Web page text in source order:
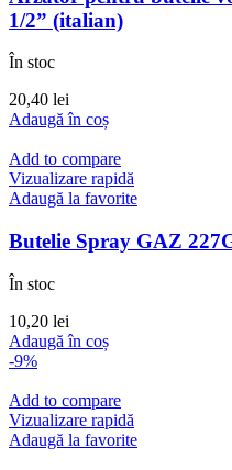
1/2” (italian)
În stoc
20,40 lei
Adaugă în coș
Add to compare
Vizualizare rapidă
Adaugă la favorite
Butelie Spray GAZ
În stoc
10,20 lei
Adaugă în coș
-9%
Add to compare
Vizualizare rapidă
Adaugă la favorite